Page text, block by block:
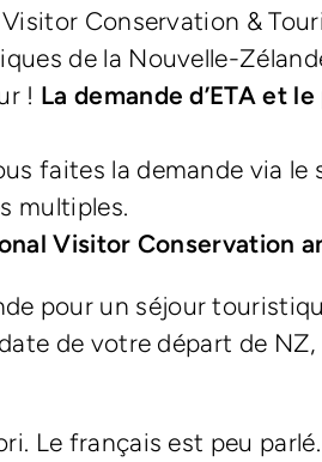
Conservation &
de la Nouvelle-
! La demande d’ETA et
faites la demande via le
multiples.
Visitor Conservation
pour un séjour
de votre départ de
Le français est peu parlé.